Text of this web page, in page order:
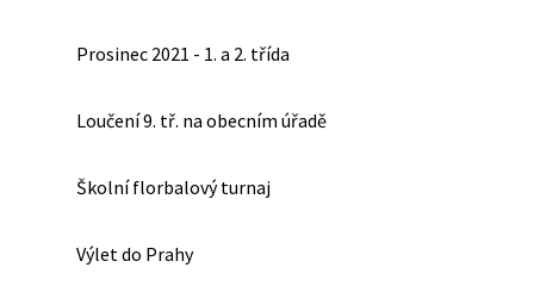
Prosinec 2021 - 1. a 2. třída
Loučení 9. tř. na obecním úřadě
Školní florbalový turnaj
Výlet do Prahy